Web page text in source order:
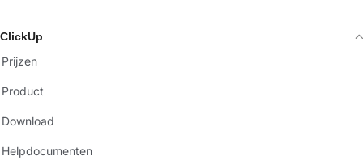
ClickUp
Prijzen
Product
Download
Helpdocumenten